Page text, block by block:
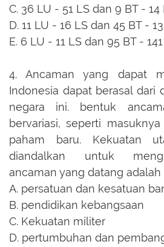
C. 36 LU - 51 LS dan 9 BT - 14
D. 11 LU - 16 LS dan 45 BT -
E. 6 LU - 11 LS dan 95 BT -
4.
Ancaman yang dapat
Indonesia dapat berasal dari
negara ini. bentuk
bervariasi, seperti
paham baru. Kekuatan
diandalkan untuk
ancaman yang datang adalah
A. persatuan dan kesatuan
B. pendidikan kebangsaan
C. Kekuatan militer
D. pertumbuhan dan